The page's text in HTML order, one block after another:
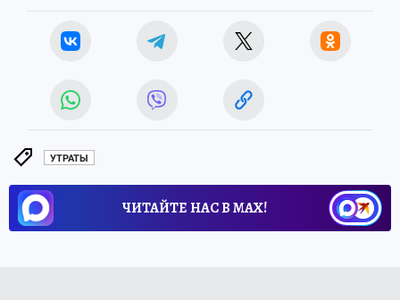
УТРАТЫ
ЧИТАЙТЕ НАС В МАХ!